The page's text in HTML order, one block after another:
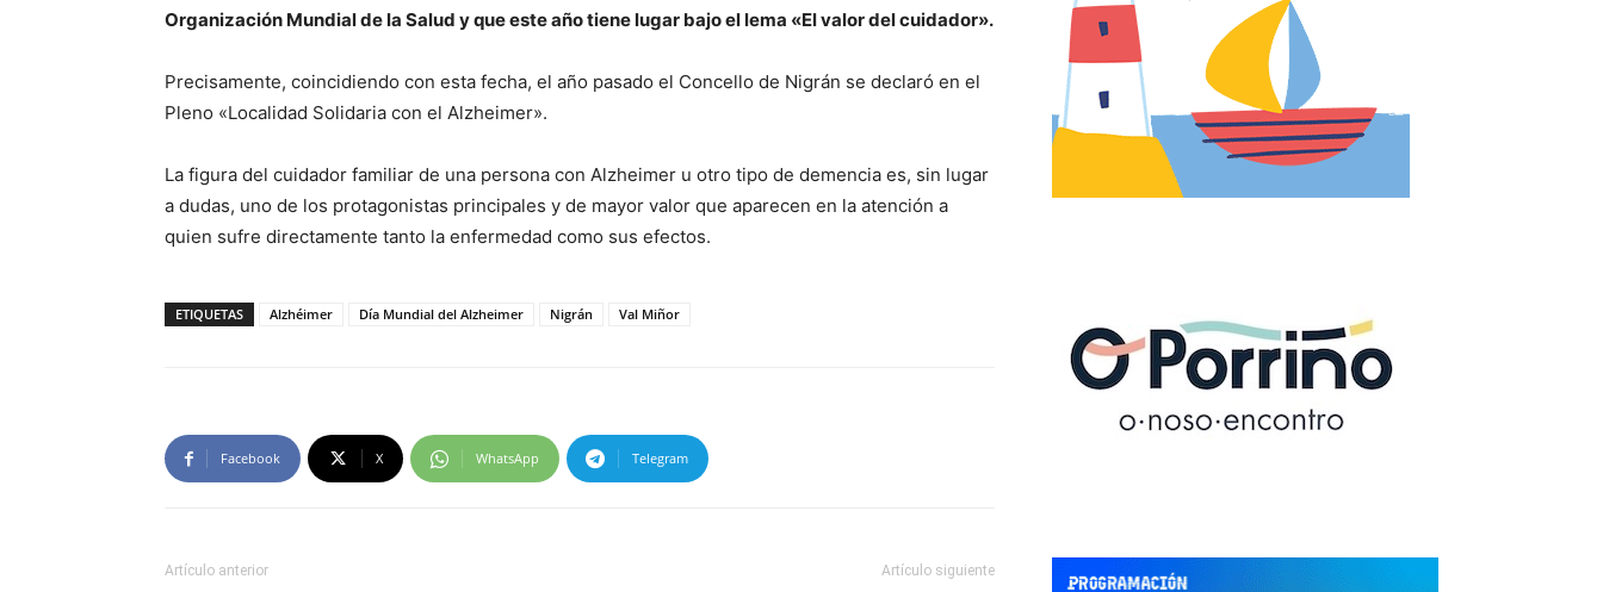
Organización Mundial de la Salud y que este año tiene lugar bajo el lema «El valor del cuidador».
Precisamente, coincidiendo con esta fecha, el año pasado el Concello de Nigrán se declaró en el
Pleno «Localidad Solidaria con el Alzheimer».
La figura del cuidador familiar de una persona con Alzheimer u otro tipo de demencia es, sin lugar
a dudas, uno de los protagonistas principales y de mayor valor que aparecen en la atención a
quien sufre directamente tanto la enfermedad como sus efectos.
ETIQUETAS Alzhéimer Día Mundial del Alzheimer Nigrán Val Miñor
Facebook X WhatsApp Telegram
Artículo anterior Artículo siguiente